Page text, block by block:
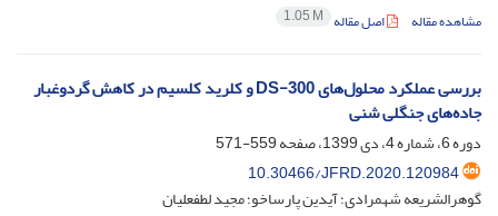
مشاهده مقاله اصل مقاله 1.05 M
بررسی عملکرد محلول‌های DS-300 و کلرید کلسیم در کاهش گردوغبار
جاده‌های جنگلی شنی
دوره 6، شماره 4، دی 1399، صفحه
559-571
10.30466/JFRD.2020.120984
گوهرالشریعه شهمرادی؛ آیدین پارساخو؛ مجید لطفعلیان